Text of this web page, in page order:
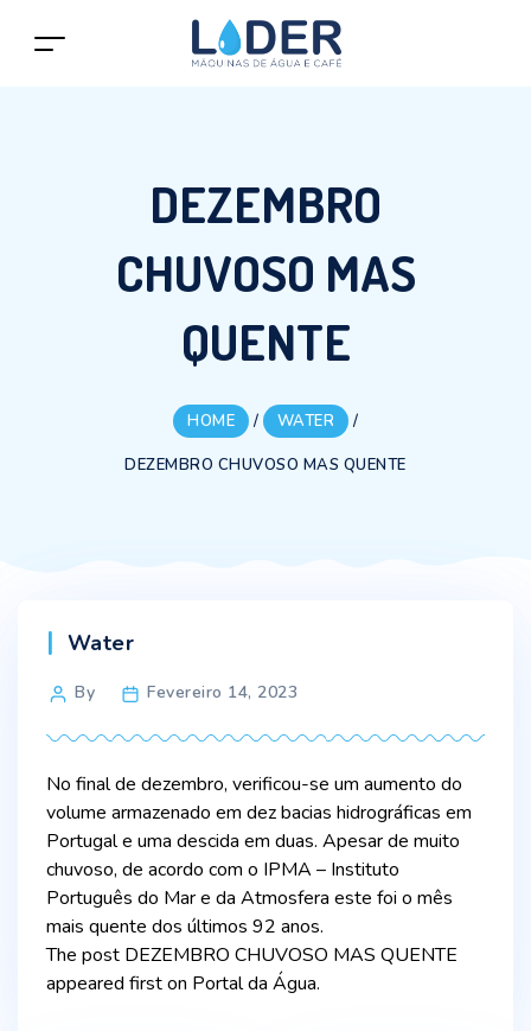
DEZEMBRO
CHUVOSO MAS
QUENTE
HOME / WATER /
DEZEMBRO CHUVOSO MAS QUENTE
Categories
Water
PostBy Fevereiro 14, 2023
No final de dezembro, verificou-se um aumento do
volume armazenado em dez bacias hidrográficas em
Portugal e uma descida em duas. Apesar de muito
chuvoso, de acordo com o IPMA – Instituto
Português do Mar e da Atmosfera este foi o mês
mais quente dos últimos 92 anos.
The post DEZEMBRO CHUVOSO MAS QUENTE
appeared first on Portal da Água.